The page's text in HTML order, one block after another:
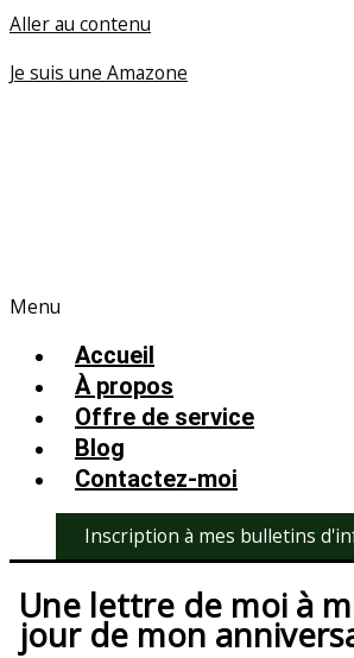
Aller au contenu
Je suis une Amazone
Menu
Accueil
À propos
Offre de service
Blog
Contactez-moi
Inscription à mes bulletins
Une lettre de moi à
jour de mon